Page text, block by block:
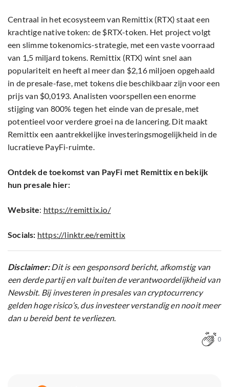
Centraal in het ecosysteem van Remittix (RTX) staat een
krachtige native token: de $RTX-token. Het project volgt
een slimme tokenomics-strategie, met een vaste voorraad
van 1,5 miljard tokens. Remittix (RTX) wint snel aan
populariteit en heeft al meer dan $2,16 miljoen opgehaald
in de presale-fase, met tokens die beschikbaar zijn voor een
prijs van $0,0193. Analisten voorspellen een enorme
stijging van 800% tegen het einde van de presale, met
potentieel voor verdere groei na de lancering. Dit maakt
Remittix een aantrekkelijke investeringsmogelijkheid in de
lucratieve PayFi-ruimte.
Ontdek de toekomst van PayFi met Remittix en bekijk
hun presale hier:
Website: https://remittix.io/
Socials: https://linktr.ee/remittix
Disclaimer:Dit is een gesponsord bericht, afkomstig van
een derde partij en valt buiten de verantwoordelijkheid van
Newsbit. Bij investeren in presales van cryptocurrency
gelden hoge risico’s, dus investeer verstandig en nooit meer
dan u bereid bent te verliezen.
0